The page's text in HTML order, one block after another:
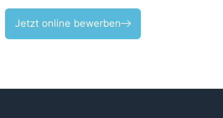
Jetzt online bewerben